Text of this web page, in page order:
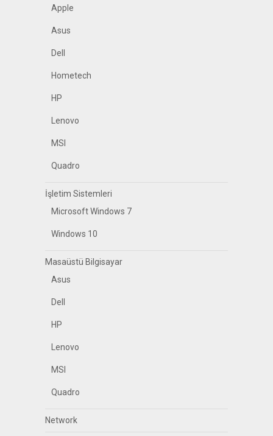
Apple
Asus
Dell
Hometech
HP
Lenovo
MSI
Quadro
İşletim Sistemleri
Microsoft Windows 7
Windows 10
Masaüstü Bilgisayar
Asus
Dell
HP
Lenovo
MSI
Quadro
Network